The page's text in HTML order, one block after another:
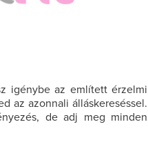
igénybe az említett érzelmi
az azonnali álláskereséssel.
de adj meg minden